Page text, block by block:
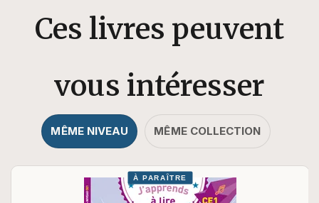
Ces livres peuvent
vous intéresser
MÊME NIVEAU MÊME COLLECTION
À PARAÎTRE